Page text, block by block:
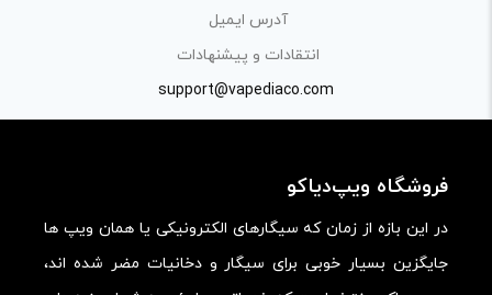
آدرس ایمیل
انتقادات و پیشنهادات
support@vapediaco.com
فروشگاه ویپ‌دیاکو
در این بازه از زمان که سیگارهای الکترونیکی یا همان ویپ ها
جایگزین بسیار خوبی برای سیگار و دخانیات مضر شده اند،